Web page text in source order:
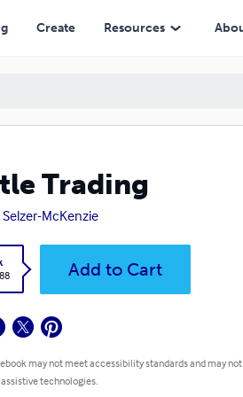
Create Resources
Trading
Selzer-McKenzie
Add to Cart
may not meet accessibility standards and may
technologies.